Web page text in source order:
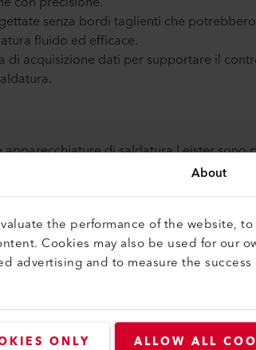
About
the performance of the website,
Cookies may also be used for our
advertising and to measure the success
ONLY ALLOW ALL
senza bordi taglienti che potrebbero
fluido ed efficace.
di acquisizione dati per supportare il
apparecchiature di saldatura Leister sono
rispondere perfettamente a questi
precise della pressione. Inoltre, il
apparecchiature privilegia la sicurezza
eliminando gli spigoli vivi e